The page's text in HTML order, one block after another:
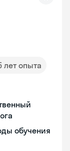
лет опыта
обучения